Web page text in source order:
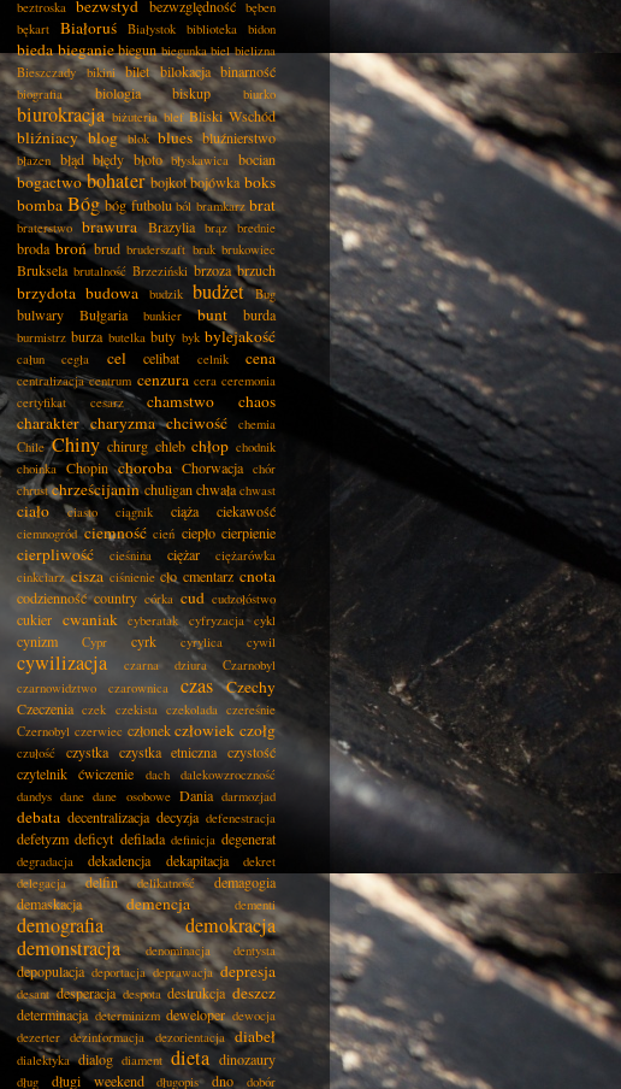
beztroska bezwstyd bezwzględność bęben
bękart
Białoruś Białystok biblioteka bidon
bieda bieganie biegun biegunka biel bielizna
Bieszczady
bikini bilet bilokacja binarność
biografia biologia biskup biurko
biurokracja biżuteria blef Bliski Wschód
bliźniacy blog blok blues bluźnierstwo
błazen błąd błędy błoto błyskawica bocian
bogactwo bohater bojkot bojówka boks
bombaBóg bóg futbolu ból bramkarz brat
braterstwo brawura Brazylia brąz brednie
broda broń brud bruderszaft bruk brukowiec
Bruksela brutalność Brzeziński brzoza brzuch
brzydota budowa budzik budżet Bug
bulwary Bułgaria bunkier bunt burda
burmistrz burza butelka buty byk bylejakość
całun cegła cel celibat celnik cena
centralizacja centrum cenzura cera ceremonia
certyfikat
cesarz chamstwo
chaos
charakter charyzma chciwość
chemia
Chile Chiny chirurg chleb chłop chodnik
choinka Chopin choroba Chorwacja chór
chrust chrześcijanin chuligan chwała chwast
ciało ciasto ciągnik ciąża ciekawość
ciemnogród ciemność cień ciepło cierpienie
cierpliwość cieśnina ciężar
ciężarówka
cinkciarz cisza ciśnienie cło cmentarz cnota
codzienność country córka cud cudzołóstwo
cukier cwaniak cyberatak cyfryzacja cykl
cynizm Cypr cyrk cyrylica cywil
cywilizacja czarna dziura
Czarnobyl
czarnowidztwo
czarownica czas Czechy
Czeczenia czek czekista czekolada czereśnie
Czernobyl czerwiec członek człowiek czołg
czułość czystka czystka etniczna czystość
czytelnik ćwiczenie dach
dalekowzroczność
dandys dane dane osobowe Dania darmozjad
debata decentralizacja decyzja defenestracja
defetyzm deficyt defilada definicja degenerat
degradacja dekadencja dekapitacja
dekret
delegacja
delfin delikatność
demagogia
demaskacja
demencja dementi
demografia
demokracja
demonstracja
denominacja dentysta
depopulacja deportacja deprawacja depresja
desant desperacja despota destrukcja deszcz
determinacja determinizm deweloper dewocja
dezerter dezinformacja dezorientacja diabeł
dialektyka dialog diament dieta dinozaury
dług długi weekend długopis dno dobór